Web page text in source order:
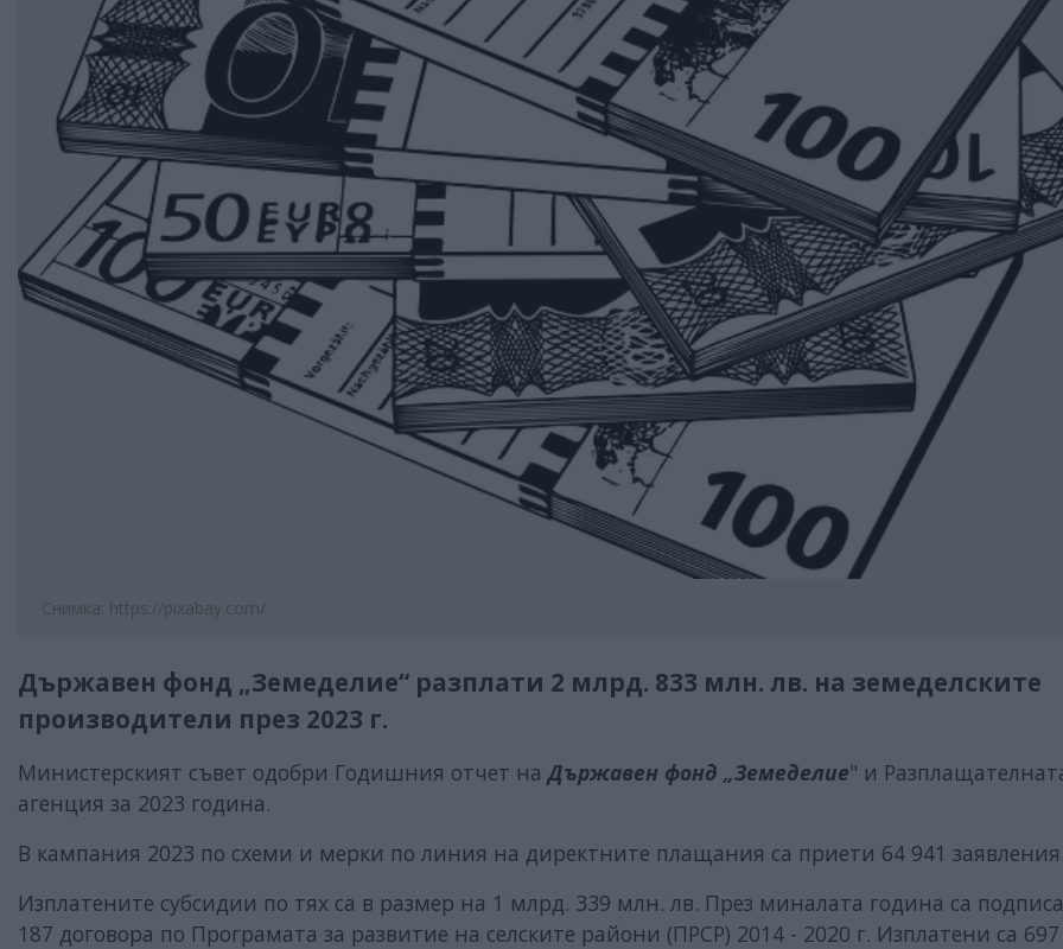
Снимка: https://pixabay.com/
Държавен фонд „Земеделие“ разплати 2 млрд. 833 млн. лв. на земеделските
производители през 2023 г.
Министерският съвет одобри Годишния отчет наДържавен фонд „Земеделие" и
агенция за 2023 година.
В кампания 2023 по схеми и мерки по линия на директните плащания са приети 64 941
Изплатените субсидии по тях са в размер на 1 млрд. 339 млн. лв. През миналата година са
187 договора по Програмата за развитие на селските райони (ПРСР) 2014 - 2020 г. Изплатени са